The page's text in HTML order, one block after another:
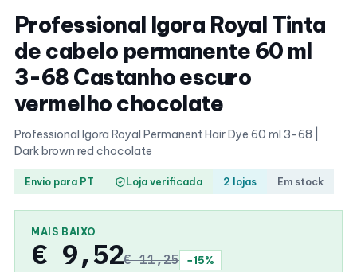
Professional Igora Royal Tinta
de cabelo permanente 60 ml
3-68 Castanho escuro
vermelho chocolate
Professional Igora Royal Permanent Hair Dye 60 ml 3-68 |
Dark brown red chocolate
Envio para PT Loja verificada 2 lojas Em stock
MAIS BAIXO
€ 9,52€ 11,25
−15%